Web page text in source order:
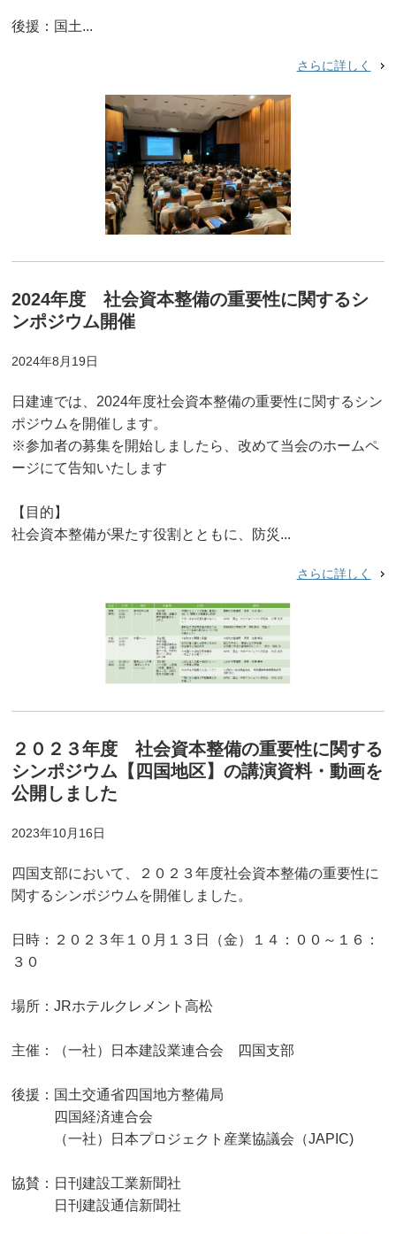
後援：国土...
さらに詳しく
2024年度 社会資本整備の重要性に関するシ
ンポジウム開催
2024年8月19日
日建連では、2024年度社会資本整備の重要性に関するシン
ポジウムを開催します。
※参加者の募集を開始しましたら、改めて当会のホームペ
ージにて告知いたします
【目的】
社会資本整備が果たす役割とともに、防災...
さらに詳しく
２０２３年度 社会資本整備の重要性に関する
シンポジウム【四国地区】の講演資料・動画を
公開しました
2023年10月16日
四国支部において、２０２３年度社会資本整備の重要性に
関するシンポジウムを開催しました。
日時：２０２３年１０月１３日（金）１４：００～１６：
３０
場所：JRホテルクレメント高松
主催：（一社）日本建設業連合会 四国支部
後援：国土交通省四国地方整備局
四国経済連合会
（一社）日本プロジェクト産業協議会（JAPIC)
協賛：日刊建設工業新聞社
日刊建設通信新聞社